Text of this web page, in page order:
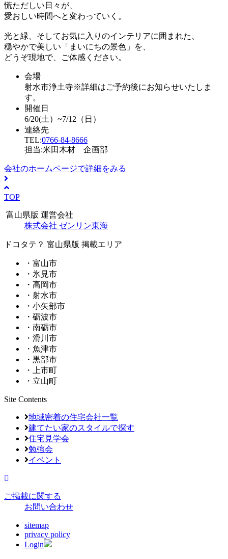
慌ただしい日々が、
愛おしい時間へと変わっていく。
光と緑、そしてお気に入りのインテリアに囲まれた、
穏やかで美しい「まいにちの景色」を、
どうぞ現地で、ご体感ください。
会場
射水市浄土寺※詳細はご予約後にお知らせいたしま
す。
開催日
6/20(土）~7/12（日）
連絡先
TEL:0766-84-8666
担当:米田木材 企画部
会社のホームページで詳細をみる
TOP
富山県版 運営会社
株式会社 ゼンリン東海
ドコタテ？ 富山県版 掲載エリア
・富山市
・氷見市
・高岡市
・射水市
・小矢部市
・砺波市
・南砺市
・滑川市
・魚津市
・黒部市
・上市町
・立山町
Site Contents
地域密着の住宅会社一覧
建てたい家のスタイルで探す
住宅見学会
勉強会
イベント
ご掲載に関する
お問い合わせ
sitemap
privacy policy
Login